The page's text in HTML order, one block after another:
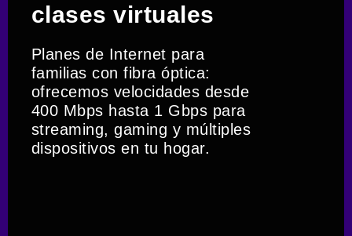
clases virtuales
Planes de Internet para
familias con fibra óptica:
ofrecemos velocidades desde
400 Mbps hasta 1 Gbps para
streaming, gaming y múltiples
dispositivos en tu hogar.